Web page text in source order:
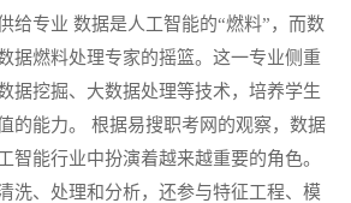
给专业 数据是人工智能的“燃料”，而数
据燃料处理专家的摇篮。这一专业侧重
据挖掘、大数据处理等技术，培养学生
的能力。 根据易搜职考网的观察，数据
智能行业中扮演着越来越重要的角色。
洗、处理和分析，还参与特征工程、模